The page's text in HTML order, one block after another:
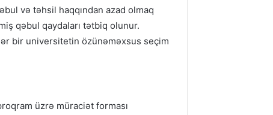
və təhsil haqqından azad olmaq
qəbul qaydaları tətbiq olunur.
bir universitetin özünəməxsus seçim
üzrə müraciət forması